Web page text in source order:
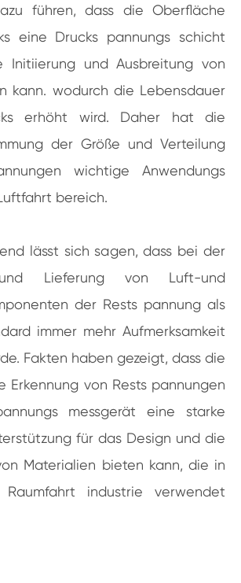
führen, dass die Oberfläche
eine Drucks pannungs schicht
und Ausbreitung von
kann. wodurch die Lebensdauer
erhöht wird. Daher hat die
der Größe und Verteilung
wichtige Anwendungs
bereich.
lässt sich sagen, dass bei der
Lieferung von Luft-und
der Rests pannung als
immer mehr Aufmerksamkeit
Fakten haben gezeigt, dass die
Erkennung von Rests pannungen
messgerät eine starke
für das Design und die
Materialien bieten kann, die in
industrie verwendet